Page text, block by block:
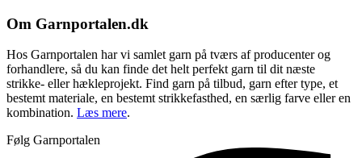
Om Garnportalen.dk
Hos Garnportalen har vi samlet garn på tværs af producenter og
forhandlere, så du kan finde det helt perfekt garn til dit næste
strikke- eller hækleprojekt. Find garn på tilbud, garn efter type, et
bestemt materiale, en bestemt strikkefasthed, en særlig farve eller en
kombination. Læs mere.
Følg Garnportalen